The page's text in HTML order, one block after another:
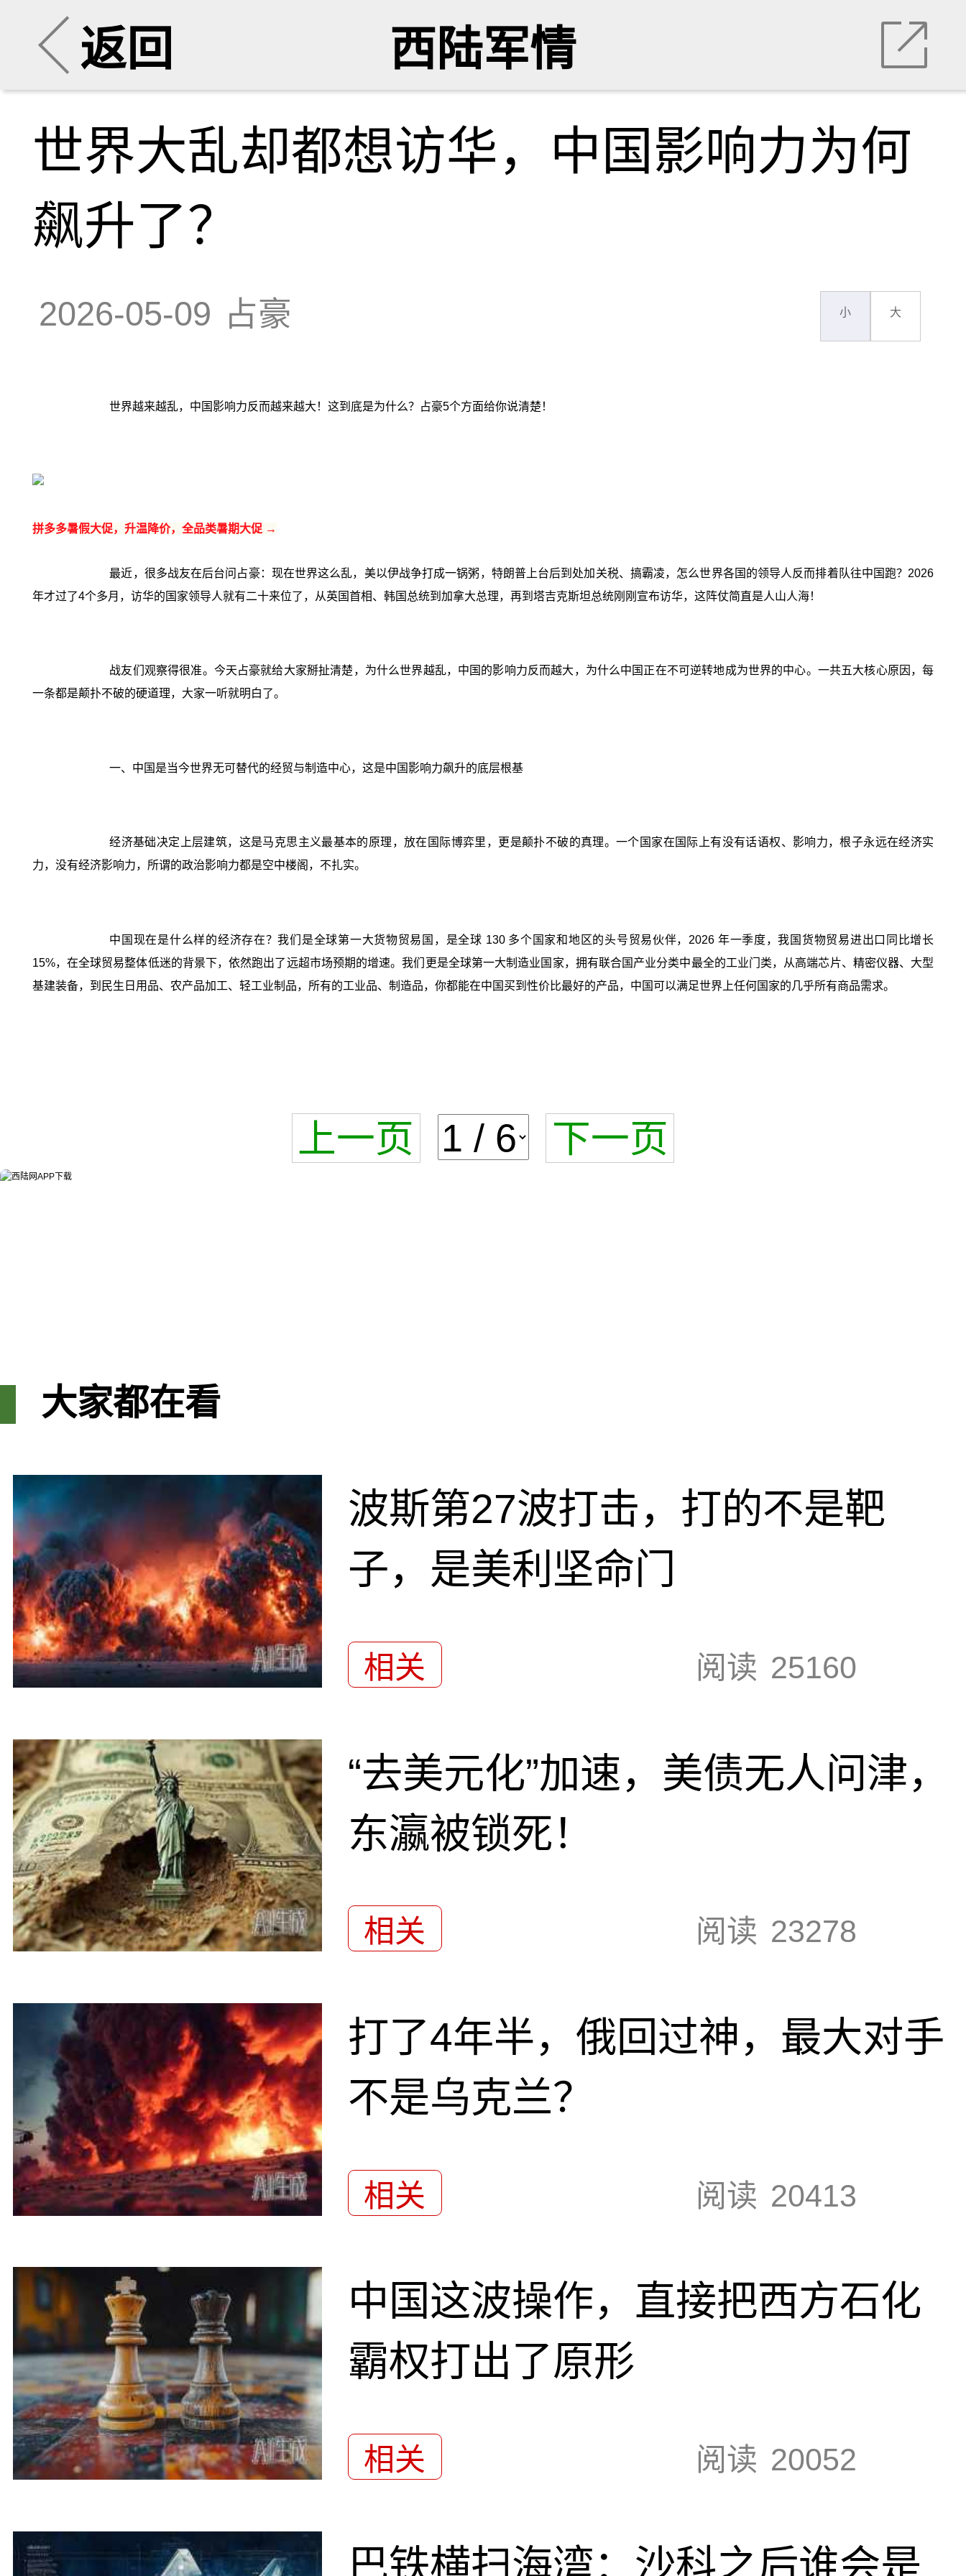
返回 西陆军情
世界大乱却都想访华，中国影响力为何
飙升了？
2026-05-09 占豪 小 大
世界越来越乱，中国影响力反而越来越大！这到底是为什么？占豪5个方面给你说清楚！
拼多多暑假大促，升温降价，全品类暑期大促 →
最近，很多战友在后台问占豪：现在世界这么乱，美以伊战争打成一锅粥，特朗普上台后到处加关税、搞霸凌，怎么世界各国的领导人反而排着队往中国跑？2026
年才过了4个多月，访华的国家领导人就有二十来位了，从英国首相、韩国总统到加拿大总理，再到塔吉克斯坦总统刚刚宣布访华，这阵仗简直是人山人海！
战友们观察得很准。今天占豪就给大家掰扯清楚，为什么世界越乱，中国的影响力反而越大，为什么中国正在不可逆转地成为世界的中心。一共五大核心原因，每
一条都是颠扑不破的硬道理，大家一听就明白了。
一、中国是当今世界无可替代的经贸与制造中心，这是中国影响力飙升的底层根基
经济基础决定上层建筑，这是马克思主义最基本的原理，放在国际博弈里，更是颠扑不破的真理。一个国家在国际上有没有话语权、影响力，根子永远在经济实
力，没有经济影响力，所谓的政治影响力都是空中楼阁，不扎实。
中国现在是什么样的经济存在？我们是全球第一大货物贸易国，是全球 130 多个国家和地区的头号贸易伙伴，2026 年一季度，我国货物贸易进出口同比增长
15%，在全球贸易整体低迷的背景下，依然跑出了远超市场预期的增速。我们更是全球第一大制造业国家，拥有联合国产业分类中最全的工业门类，从高端芯片、精密仪器、大型
基建装备，到民生日用品、农产品加工、轻工业制品，所有的工业品、制造品，你都能在中国买到性价比最好的产品，中国可以满足世界上任何国家的几乎所有商品需求。
上一页 下一页
大家都在看
波斯第27波打击，打的不是靶
子，是美利坚命门
相关 阅读 25160
“去美元化”加速，美债无人问津，
东瀛被锁死！
相关 阅读 23278
打了4年半，俄回过神，最大对手
不是乌克兰？
相关 阅读 20413
中国这波操作，直接把西方石化
霸权打出了原形
相关 阅读 20052
巴铁横扫海湾：沙科之后谁会是